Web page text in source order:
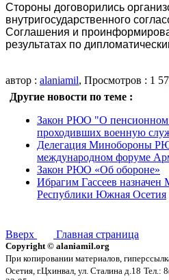
Стороны договорились
внутригосударственного
Соглашения и
результатах по
автор : alaniamil, Просмотров : 1
Другие новости по теме :
Закон РЮО "О пенсионном
проходивших военную
Делегация Минобороны
международном форуме
Закон РЮО «Об обороне»
Ибрагим Гассеев
Республики Южная Осетия
Вверх Главная страница
Copyright © alaniamil.org
При копировании материалов,
Осетия, г.Цхинвал, ул. Сталина д.18 Тел.: